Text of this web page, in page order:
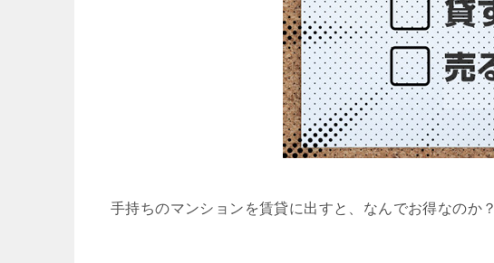
手持ちのマンションを賃貸に出すと、なんでお得なのか？